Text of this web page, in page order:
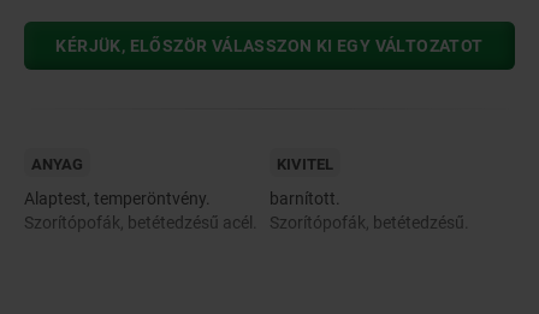
KÉRJÜK, ELŐSZÖR VÁLASSZON KI EGY VÁLTOZATOT
ANYAG
Alaptest, temperöntvény.
Szorítópofák, betétedzésű acél.
KIVITEL
barnított.
Szorítópofák, betétedzésű.